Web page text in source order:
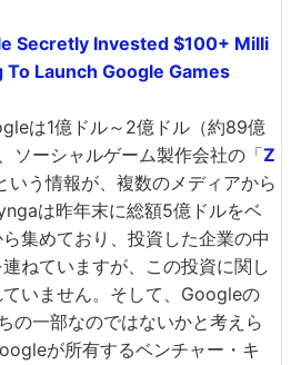
Secretly Invested $100+ Milli
Launch Google Games
は1億ドル～2億ドル（約89億
ソーシャルゲーム製作会社の「Z
いう情報が、複数のメディアから
は昨年末に総額5億ドルをベ
集めており、投資した企業の中
ねていますが、この投資に関し
いません。そして、Googleの
の一部なのではないかと考えら
が所有するベンチャー・キ